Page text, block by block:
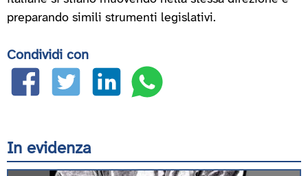
preparando simili strumenti legislativi.
Condividi con
In evidenza